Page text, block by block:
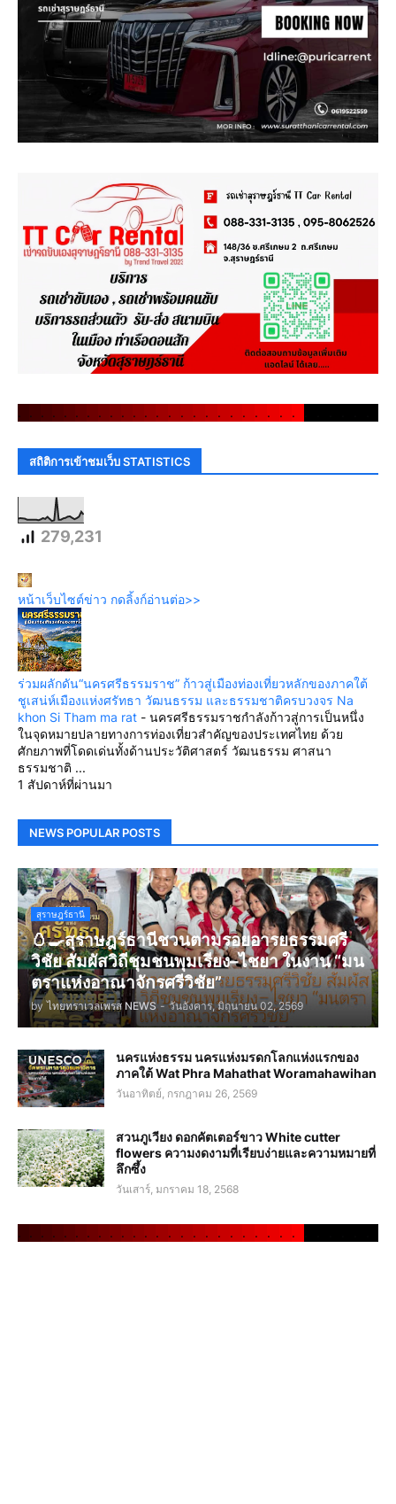
. . . . . . . . . . . . . . . . . . . . . . . .
สถิติการเข้าชมเว็บ STATISTICS
279,231
หน้าเว็บไซต์ข่าว กดลิ้งก์อ่านต่อ>>
ร่วมผลักดัน“นครศรีธรรมราช” ก้าวสู่เมืองท่องเที่ยวหลักของภาคใต้
ชูเสน่ห์เมืองแห่งศรัทธา วัฒนธรรม และธรรมชาติครบวงจร Na
khon Si Tham ma rat - นครศรีธรรมราชกำลังก้าวสู่การเป็นหนึ่ง
ในจุดหมายปลายทางการท่องเที่ยวสำคัญของประเทศไทย ด้วย
ศักยภาพที่โดดเด่นทั้งด้านประวัติศาสตร์ วัฒนธรรม ศาสนา
ธรรมชาติ ...
1 สัปดาห์ที่ผ่านมา
NEWS POPULAR POSTS
สุราษฎร์ธานี
🥚🍳สุราษฎร์ธานีชวนตามรอยอารยธรรมศรี
วิชัย สัมผัสวิถีชุมชนพุมเรียง–ไชยา ในงาน “มน
ตราแห่งอาณาจักรศรีวิชัย”
by ไทยทราเวลเพรส NEWS - วันอังคาร, มิถุนายน 02, 2569
นครแห่งธรรม นครแห่งมรดกโลกแห่งแรกของ
ภาคใต้ Wat Phra Mahathat Woramahawihan
วันอาทิตย์, กรกฎาคม 26, 2569
สวนภูเวียง ดอกคัตเตอร์ขาว White cutter
flowers ความงดงามที่เรียบง่ายและความหมายที่
ลึกซึ้ง
วันเสาร์, มกราคม 18, 2568
. . . . . . . . . . . . . . . . . . . . . . . .